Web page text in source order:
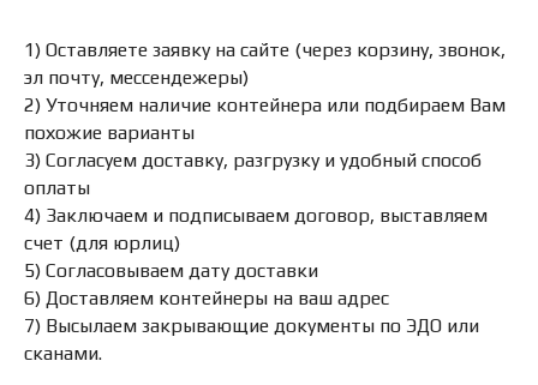
1) Оставляете заявку на сайте (через корзину, звонок,
эл почту, мессендежеры)
2) Уточняем наличие контейнера или подбираем Вам
похожие варианты
3) Согласуем доставку, разгрузку и удобный способ
оплаты
4) Заключаем и подписываем договор, выставляем
счет (для юрлиц)
5) Согласовываем дату доставки
6) Доставляем контейнеры на ваш адрес
7) Высылаем закрывающие документы по ЭДО или
сканами.